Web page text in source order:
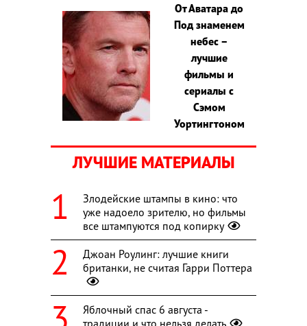
От Аватара до
Под знаменем
небес –
лучшие
фильмы и
сериалы с
Сэмом
Уортингтоном
ЛУЧШИЕ МАТЕРИАЛЫ
Злодейские штампы в кино: что
уже надоело зрителю, но фильмы
все штампуются под копирку
Джоан Роулинг: лучшие книги
британки, не считая Гарри Поттера
Яблочный спас 6 августа -
традиции и что нельзя делать